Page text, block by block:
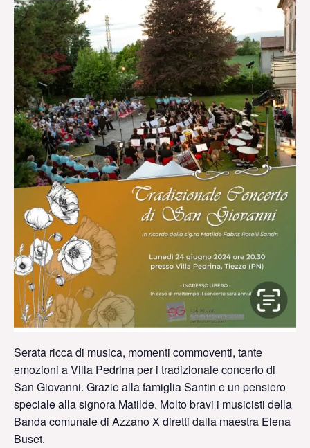
Serata ricca di musica, momenti commoventi, tante
emozioni a Villa Pedrina per i tradizionale concerto di
San Giovanni. Grazie alla famiglia Santin e un pensiero
speciale alla signora Matilde. Molto bravi i musicisti della
Banda comunale di Azzano X diretti dalla maestra Elena
Buset.